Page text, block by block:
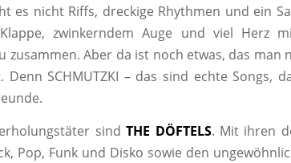
es nicht Riffs, dreckige Rhythmen und ein
zwinkerndem Auge und viel Herz
zusammen. Aber da ist noch etwas, das man
Denn SCHMUTZKI – das sind echte Songs,
sindTHE DÖFTELS. Mit ihren
Pop, Funk und Disko sowie den